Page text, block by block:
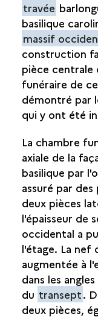
travée
basilique
massif
construction
pièce centrale
funéraire de
démontré par
qui y ont été
La chambre
axiale de la
basilique par
assuré par
deux pièces
l'épaisseur de
occidental a
l'étage. La nef
augmentée à
dans les
du transept.
deux pièces,